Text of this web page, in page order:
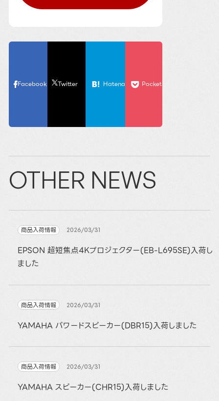
Facebook Twitter Hatena Pocket
OTHER NEWS
商品入荷情報 2026/03/31
EPSON 超短焦点4Kプロジェクター(EB-L695SE)入荷し
ました
商品入荷情報 2026/03/31
YAMAHA パワードスピーカー(DBR15)入荷しました
商品入荷情報 2026/03/31
YAMAHA スピーカー(CHR15)入荷しました